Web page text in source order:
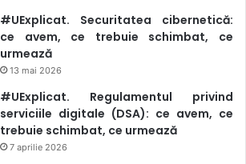
#UExplicat. Securitatea cibernetică:
ce avem, ce trebuie schimbat, ce
urmează
13 mai 2026
#UExplicat. Regulamentul privind
serviciile digitale (DSA): ce avem, ce
trebuie schimbat, ce urmează
7 aprilie 2026